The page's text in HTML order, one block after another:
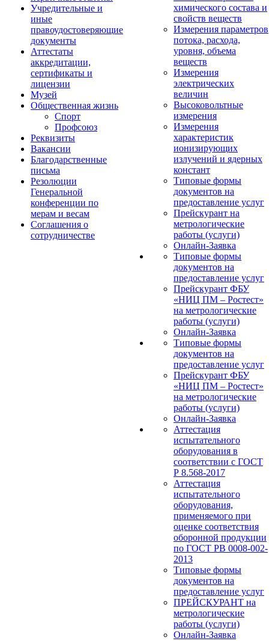
Учредительные и
иные
правоудостоверяющие
документы
Аттестаты
аккредитации,
сертификаты и
лицензии
Музей
Общественная жизнь
Спорт
Профсоюз
Реквизиты
Вакансии
Благодарственные
письма
Резолюции
Генеральной
конференции по
мерам и весам
Соглашения о
сотрудничестве
химического состава и
свойств веществ
Измерения параметров
потока, расхода,
уровня, объема
веществ
Измерения
электрических
величин
Высоковольтные
измерения
Измерения
характеристик
ионизирующих
излучений и ядерных
констант
Типовые формы
документов на
предоставление услуг
Прейскурант на
метрологические
работы (услуги)
Онлайн-Заявка
Типовые формы
документов на
предоставление услуг
Прейскурант ФБУ
«НИЦ ПМ – Ростест»
на метрологические
работы (услуги)
Онлайн-Заявка
Типовые формы
документов на
предоставление услуг
Прейскурант ФБУ
«НИЦ ПМ – Ростест»
на метрологические
работы (услуги)
Онлайн-Заявка
Аттестация
испытательного
оборудования в
соответствии с ГОСТ
Р 8.568-2017
Аттестация
испытательного
оборудования,
применяемого при
оценке соответствия
оборонной продукции
по ГОСТ РВ 0008-002-
2013
Типовые формы
документов на
предоставление услуг
ПРЕЙСКУРАНТ на
метрологические
работы (услуги)
Онлайн-Заявка